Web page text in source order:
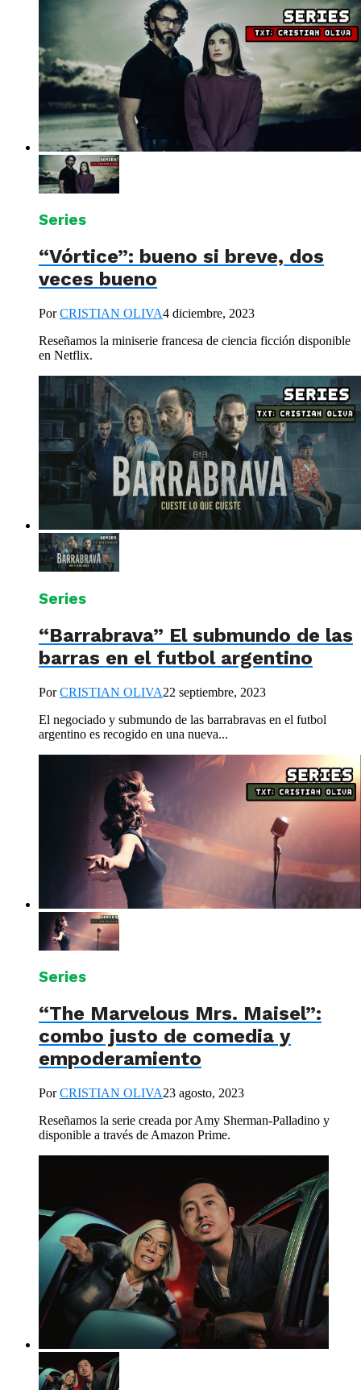
Series
“Vórtice”: bueno si breve, dos
veces bueno
PorCRISTIAN OLIVA4 diciembre, 2023
Reseñamos la miniserie francesa de ciencia ficción disponible
en Netflix.
Series
“Barrabrava” El submundo de las
barras en el futbol argentino
PorCRISTIAN OLIVA22 septiembre, 2023
El negociado y submundo de las barrabravas en el futbol
argentino es recogido en una nueva...
Series
“The Marvelous Mrs. Maisel”:
combo justo de comedia y
empoderamiento
PorCRISTIAN OLIVA23 agosto, 2023
Reseñamos la serie creada por Amy Sherman-Palladino y
disponible a través de Amazon Prime.